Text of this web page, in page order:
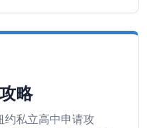
略
约私立高中申请攻